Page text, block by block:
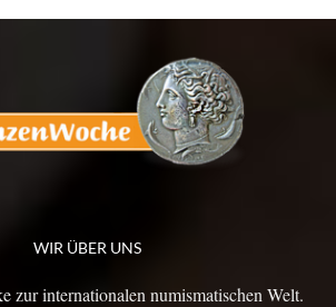
WIR ÜBER UNS
zur internationalen numismatischen Welt.